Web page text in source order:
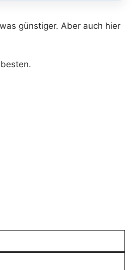
günstiger. Aber auch hier